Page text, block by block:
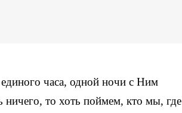
часа, одной ночи с Ним
то хоть поймем, кто мы, где